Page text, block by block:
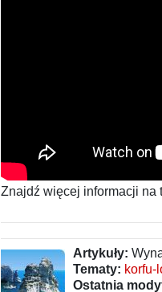
Znajdź więcej informacji na
Artykuły:
Tematy: korfu-
Ostatnia